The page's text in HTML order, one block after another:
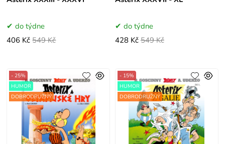
do týdne
406 Kč 549 Kč
do týdne
428 Kč 549 Kč
- 25%
HUMOR
DOBRODRUŽNÝ
- 15%
HUMOR
DOBRODRUŽNÝ